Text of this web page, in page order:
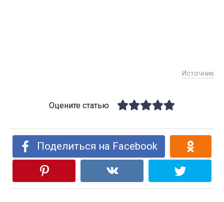
Источник
Оцените статью
Поделиться на Facebook